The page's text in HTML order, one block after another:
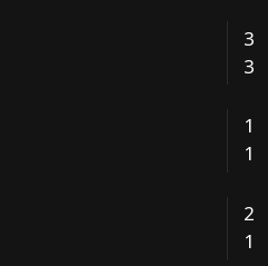
3
3
1
1
2
1